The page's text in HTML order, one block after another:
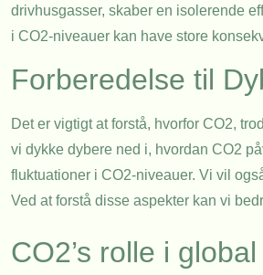
drivhusgasser, skaber en isolerende
i CO2-niveauer kan have store
Forberedelse til
Det er vigtigt at forstå, hvorfor CO2,
vi dykke dybere ned i, hvordan CO2
fluktuationer i CO2-niveauer. Vi vil
Ved at forstå disse aspekter kan vi
CO2’s rolle i